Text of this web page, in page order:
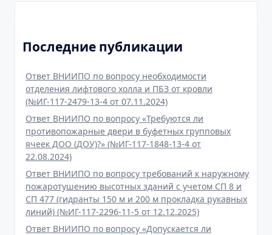
Последние публикации
Ответ ВНИИПО по вопросу необходимости
отделения лифтового холла и ПБЗ от кровли
(№ИГ-117-2479-13-4 от 07.11.2024)
Ответ ВНИИПО по вопросу «Требуются ли
противопожарные двери в буфетных групповых
ячеек ДОО (ДОУ)?» (№ИГ-117-1848-13-4 от
22.08.2024)
Ответ ВНИИПО по вопросу требований к наружному
пожаротушению высотных зданий с учетом СП 8 и
СП 477 (гидранты 150 м и 200 м прокладка рукавных
линий) (№ИГ-117-2296-11-5 от 12.12.2025)
Ответ ВНИИПО по вопросу «Допускается ли